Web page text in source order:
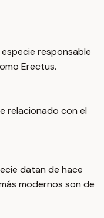
responsable
Erectus.
relacionado con el
datan de hace
modernos son de